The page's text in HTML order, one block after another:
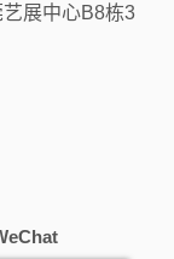
展中心B8栋3